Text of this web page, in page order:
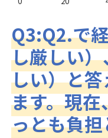
Q3:Q2.で
し厳しい
しい）と答
ます。現在
っとも負担